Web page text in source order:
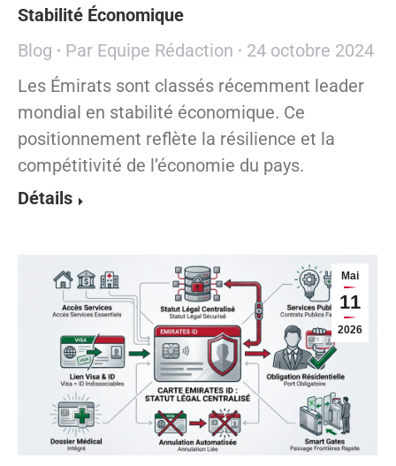
Stabilité Économique
Blog
Par Equipe Rédaction
24 octobre 2024
Les Émirats sont classés récemment leader
mondial en stabilité économique. Ce
positionnement reflète la résilience et la
compétitivité de l’économie du pays.
Détails
Mai
11
2026